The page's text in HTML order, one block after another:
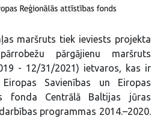
maršruts tiek ieviests projekta
pārgājienu maršruts
- 12/31/2021) ietvaros, kas ir
Savienības un Eiropas
fonda Centrālā Baltijas jūras
programmas 2014.–2020.